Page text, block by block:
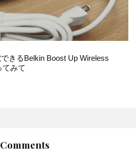
きるBelkin Boost Up Wireless
てみて